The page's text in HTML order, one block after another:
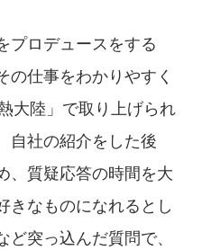
プロデュースをする
の仕事をわかりやすく
大陸」で取り上げられ
自社の紹介をした後
、質疑応答の時間を大
きなものになれるとし
突っ込んだ質問で、